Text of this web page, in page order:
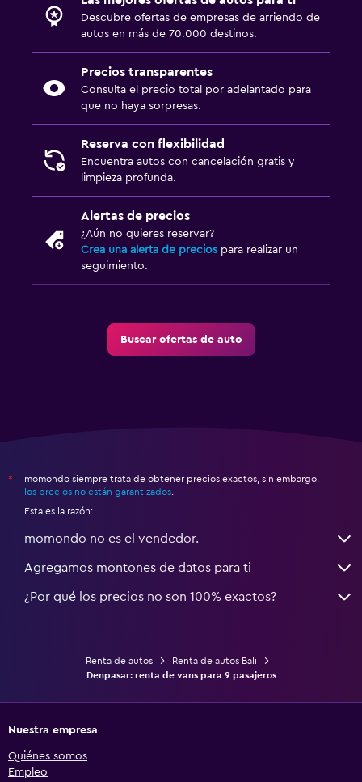
Descubre ofertas de empresas de arriendo de
autos en más de 70.000 destinos.
Precios transparentes
Consulta el precio total por adelantado para
que no haya sorpresas.
Reserva con flexibilidad
Encuentra autos con cancelación gratis y
limpieza profunda.
Alertas de precios
¿Aún no quieres reservar?
Crea una alerta de precios para realizar un
seguimiento.
Buscar ofertas de auto
*
momondo siempre trata de obtener precios exactos, sin embargo,
los precios no están garantizados.
Esta es la razón:
momondo no es el vendedor.
Agregamos montones de datos para ti
¿Por qué los precios no son 100% exactos?
Renta de autos
Renta de autos Bali
Denpasar: renta de vans para 9 pasajeros
Nuestra empresa
Quiénes somos
Empleo